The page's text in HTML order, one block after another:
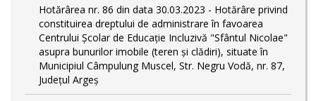
Hotărârea nr. 86 din data 30.03.2023 - Hotărâre privind
constituirea dreptului de administrare în favoarea
Centrului Școlar de Educație Incluzivă "Sfântul Nicolae"
asupra bunurilor imobile (teren și clădiri), situate în
Municipiul Câmpulung Muscel, Str. Negru Vodă, nr. 87,
Județul Argeș